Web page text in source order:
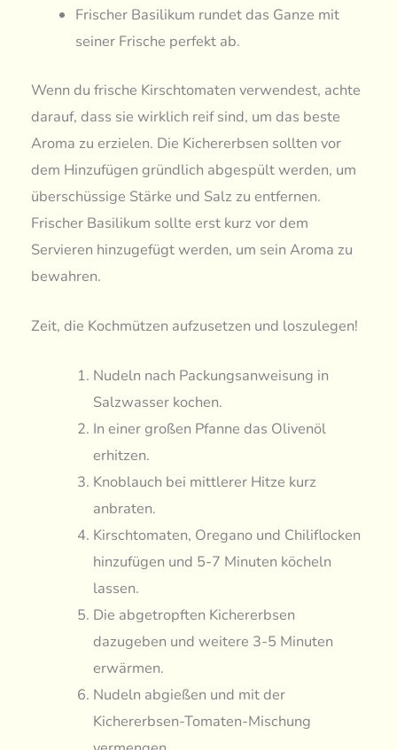
Frischer Basilikum rundet das Ganze mit
seiner Frische perfekt ab.
Wenn du frische Kirschtomaten verwendest, achte
darauf, dass sie wirklich reif sind, um das beste
Aroma zu erzielen. Die Kichererbsen sollten vor
dem Hinzufügen gründlich abgespült werden, um
überschüssige Stärke und Salz zu entfernen.
Frischer Basilikum sollte erst kurz vor dem
Servieren hinzugefügt werden, um sein Aroma zu
bewahren.
Zeit, die Kochmützen aufzusetzen und loszulegen!
Nudeln nach Packungsanweisung in
Salzwasser kochen.
In einer großen Pfanne das Olivenöl
erhitzen.
Knoblauch bei mittlerer Hitze kurz
anbraten.
Kirschtomaten, Oregano und Chiliflocken
hinzufügen und 5-7 Minuten köcheln
lassen.
Die abgetropften Kichererbsen
dazugeben und weitere 3-5 Minuten
erwärmen.
Nudeln abgießen und mit der
Kichererbsen-Tomaten-Mischung